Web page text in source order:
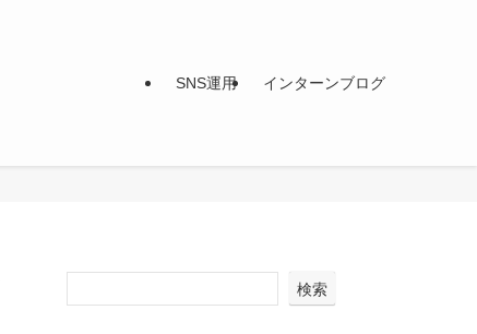
SNS運用 インターンブログ
検索